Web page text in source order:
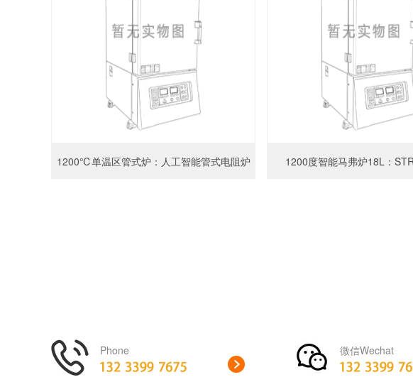
1200℃单温区管式炉：人工智能管式电阻炉 1200度智能马弗炉18L：
Phone 微信Wechat